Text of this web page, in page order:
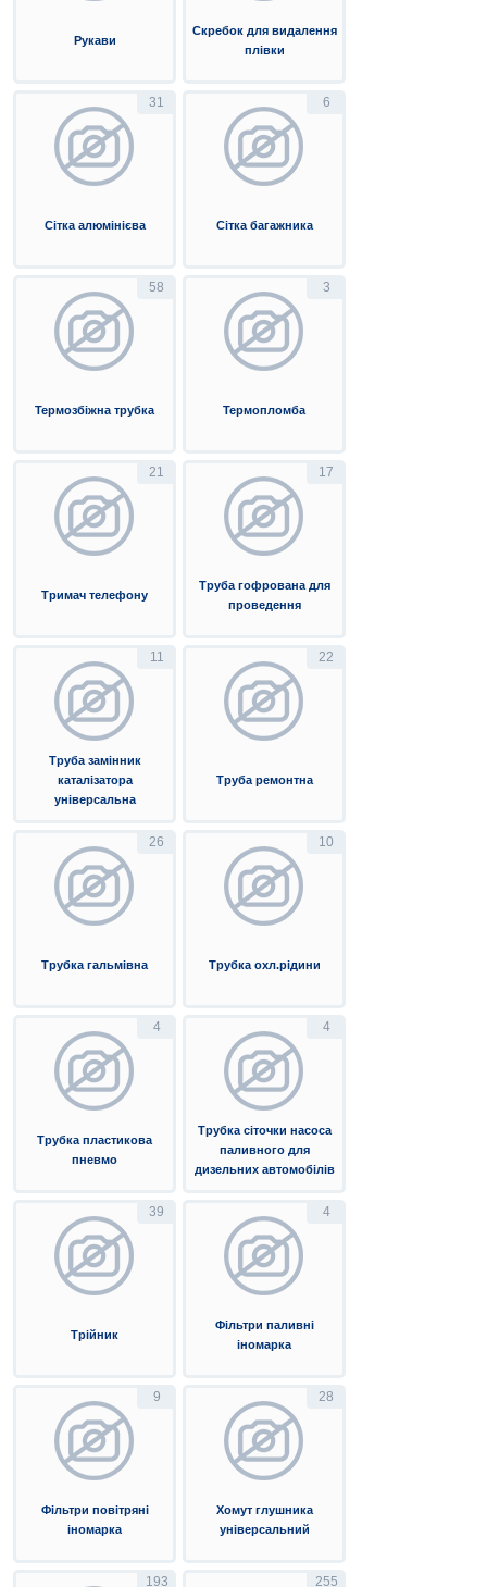
Рукави
Скребок для видалення
плівки
31
Сітка алюмінієва
6
Сітка багажника
58
Термозбіжна трубка
3
Термопломба
21
Тримач телефону
17
Труба гофрована для
проведення
11
Труба замінник
каталізатора
універсальна
22
Труба ремонтна
26
Трубка гальмівна
10
Трубка охл.рідини
4
Трубка пластикова
пневмо
4
Трубка сіточки насоса
паливного для
дизельних автомобілів
39
Трійник
4
Фільтри паливні
іномарка
9
Фільтри повітряні
іномарка
28
Хомут глушника
універсальний
193 255